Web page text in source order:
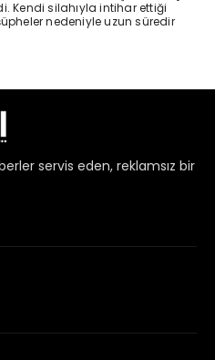
servis eden, reklamsız bir